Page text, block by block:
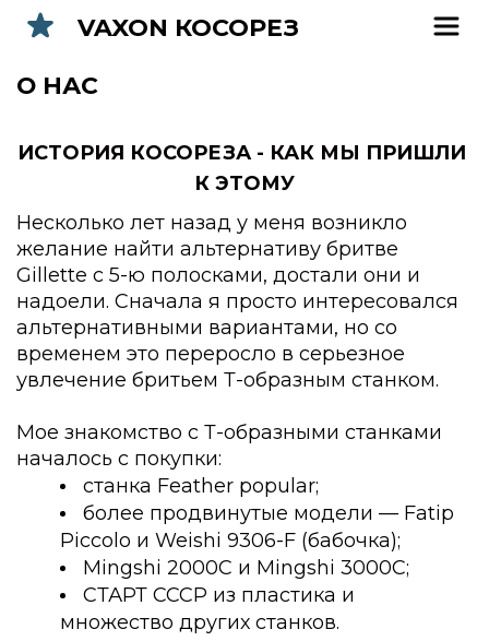
VAXON КОСОРЕЗ
О НАС
ИСТОРИЯ КОСОРЕЗА - КАК МЫ ПРИШЛИ
К ЭТОМУ
Несколько лет назад у меня возникло
желание найти альтернативу бритве
Gillette с 5-ю полосками, достали они и
надоели. Сначала я просто интересовался
альтернативными вариантами, но со
временем это переросло в серьезное
увлечение бритьем Т-образным станком.
Мое знакомство с Т-образными станками
началось с покупки:
станка Feather popular;
более продвинутые модели — Fatip
Piccolo и Weishi 9306-F (бабочка);
Mingshi 2000C и Mingshi 3000C;
СТАРТ СССР из пластика и
множество других станков.